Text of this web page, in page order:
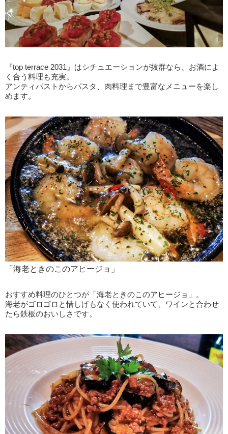
『top terrace 2031』はシチュエーションが抜群なら、お酒によ
く合う料理も充実。
アンティパストからパスタ、肉料理まで豊富なメニューを楽し
めます。
「海老ときのこのアヒージョ」
おすすめ料理のひとつが「海老ときのこのアヒージョ」。
海老がゴロゴロと惜しげもなく使われていて、ワインと合わせ
たら鉄板のおいしさです。